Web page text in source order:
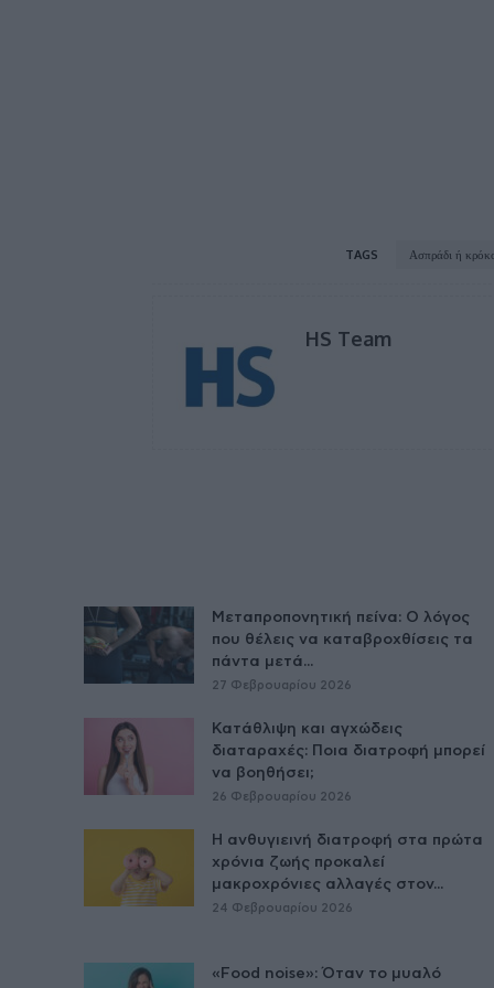
TAGS Ασπράδι ή
HS Team
Μεταπροπονητική πείνα: Ο λόγος
που θέλεις να καταβροχθίσεις τα
πάντα μετά...
27 Φεβρουαρίου 2026
Κατάθλιψη και αγχώδεις
διαταραχές: Ποια διατροφή μπορεί
να βοηθήσει;
26 Φεβρουαρίου 2026
Η ανθυγιεινή διατροφή στα πρώτα
χρόνια ζωής προκαλεί
μακροχρόνιες αλλαγές στον...
24 Φεβρουαρίου 2026
«Food noise»: Όταν το μυαλό